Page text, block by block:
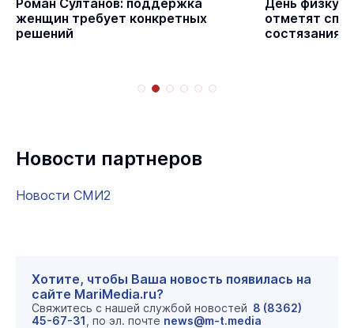
Роман Султанов: поддержка
женщин требует конкретных
решений
День
отметят
Новости партнеров
Новости СМИ2
Хотите, чтобы Ваша новость появилась на
сайте MariMedia.ru?
Свяжитесь с нашей службой новостей 8 (8362)
45-67-31 , по эл. почте news@m-t.media